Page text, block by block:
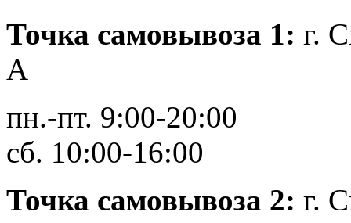
Точка самовывоза 1: г.
А
пн.-пт. 9:00-20:00
сб. 10:00-16:00
Точка самовывоза 2: г.